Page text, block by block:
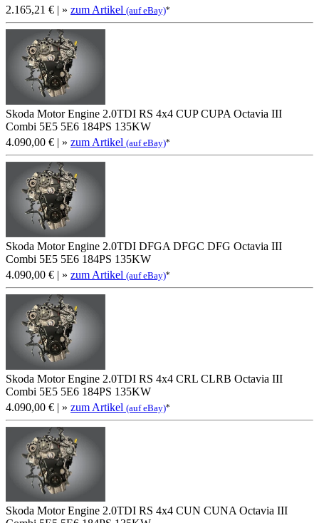
2.165,21 € | » zum Artikel (auf eBay)*
Skoda Motor Engine 2.0TDI RS 4x4 CUP CUPA Octavia III
Combi 5E5 5E6 184PS 135KW
4.090,00 € | » zum Artikel (auf eBay)*
Skoda Motor Engine 2.0TDI DFGA DFGC DFG Octavia III
Combi 5E5 5E6 184PS 135KW
4.090,00 € | » zum Artikel (auf eBay)*
Skoda Motor Engine 2.0TDI RS 4x4 CRL CLRB Octavia III
Combi 5E5 5E6 184PS 135KW
4.090,00 € | » zum Artikel (auf eBay)*
Skoda Motor Engine 2.0TDI RS 4x4 CUN CUNA Octavia III